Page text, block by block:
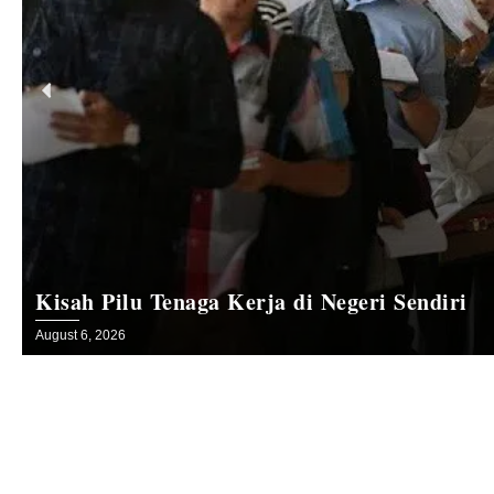
Kisah Pilu Tenaga Kerja di Negeri Sendiri
August 6, 2026